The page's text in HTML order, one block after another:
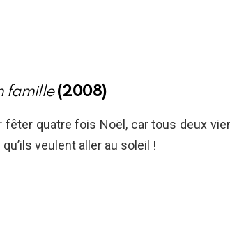
famille(2008)
fêter quatre fois Noël, car tous deux
veulent aller au soleil !